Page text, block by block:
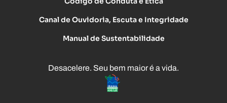
Canal de Ouvidoria, Escuta e Integridade
Manual de Sustentabilidade
Desacelere. Seu bem maior é a vida.